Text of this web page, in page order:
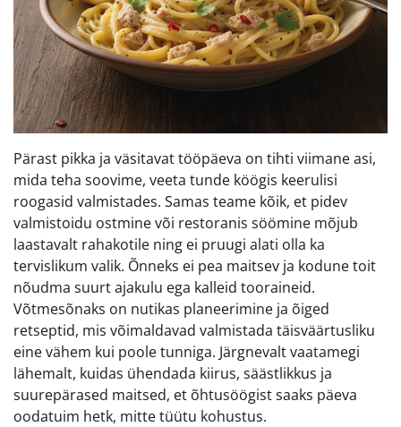
Pärast pikka ja väsitavat tööpäeva on tihti viimane asi,
mida teha soovime, veeta tunde köögis keerulisi
roogasid valmistades. Samas teame kõik, et pidev
valmistoidu ostmine või restoranis söömine mõjub
laastavalt rahakotile ning ei pruugi alati olla ka
tervislikum valik. Õnneks ei pea maitsev ja kodune toit
nõudma suurt ajakulu ega kalleid tooraineid.
Võtmesõnaks on nutikas planeerimine ja õiged
retseptid, mis võimaldavad valmistada täisväärtusliku
eine vähem kui poole tunniga. Järgnevalt vaatamegi
lähemalt, kuidas ühendada kiirus, säästlikkus ja
suurepärased maitsed, et õhtusöögist saaks päeva
oodatuim hetk, mitte tüütu kohustus.